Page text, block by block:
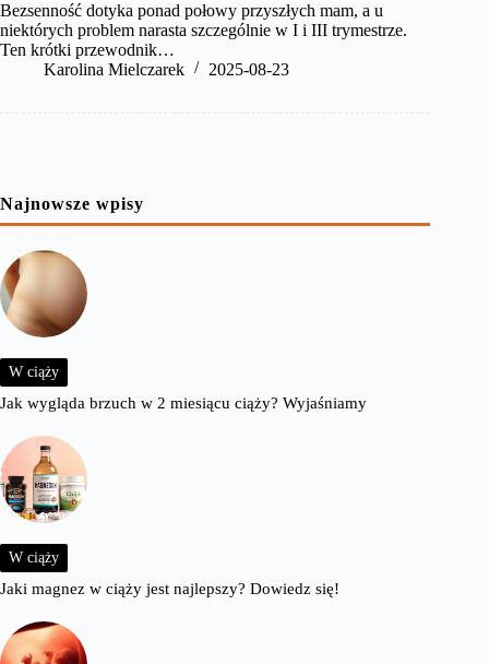
Bezsenność dotyka ponad połowy przyszłych mam, a u
niektórych problem narasta szczególnie w I i III trymestrze.
Ten krótki przewodnik…
Karolina Mielczarek
2025-08-23
Najnowsze wpisy
W ciąży
Jak wygląda brzuch w 2 miesiącu ciąży? Wyjaśniamy
W ciąży
Jaki magnez w ciąży jest najlepszy? Dowiedz się!